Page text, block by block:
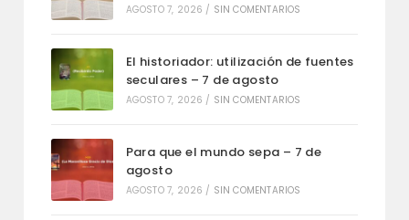
AGOSTO 7, 2026 / SIN COMENTARIOS
El historiador: utilización de fuentes
seculares – 7 de agosto
AGOSTO 7, 2026 / SIN COMENTARIOS
Para que el mundo sepa – 7 de
agosto
AGOSTO 7, 2026 / SIN COMENTARIOS